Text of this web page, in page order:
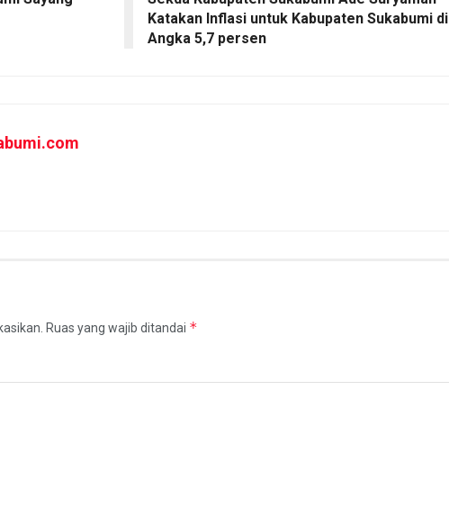
Katakan Inflasi untuk Kabupaten Sukabumi di
Angka 5,7 persen
Ruas yang wajib ditandai *